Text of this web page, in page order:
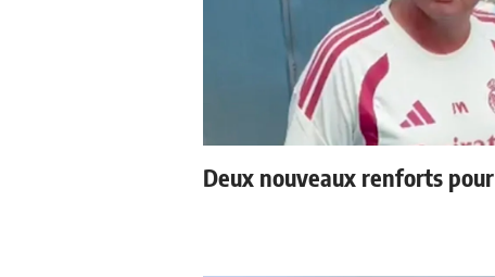
Deux nouveaux renforts